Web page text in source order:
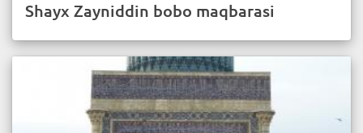
Shayx Zayniddin bobo maqbarasi